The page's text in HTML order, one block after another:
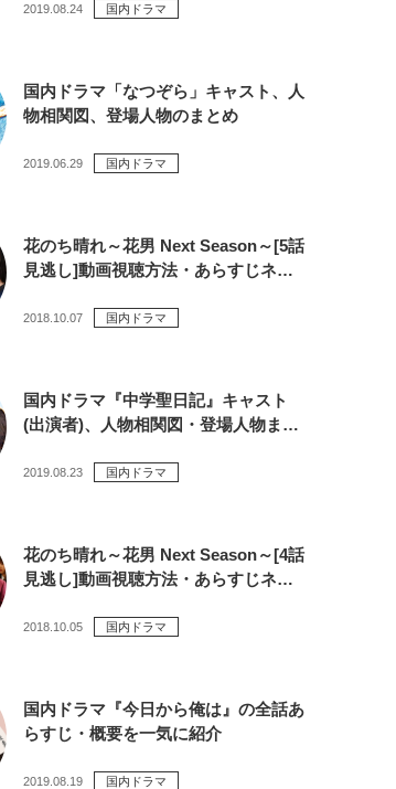
2019.08.24 国内ドラマ
国内ドラマ「なつぞら」キャスト、人
物相関図、登場人物のまとめ
2019.06.29 国内ドラマ
花のち晴れ～花男 Next Season～[5話
見逃し]動画視聴方法・あらすじネ…
2018.10.07 国内ドラマ
国内ドラマ『中学聖日記』キャスト
(出演者)、人物相関図・登場人物ま…
2019.08.23 国内ドラマ
花のち晴れ～花男 Next Season～[4話
見逃し]動画視聴方法・あらすじネ…
2018.10.05 国内ドラマ
国内ドラマ『今日から俺は』の全話あ
らすじ・概要を一気に紹介
2019.08.19 国内ドラマ